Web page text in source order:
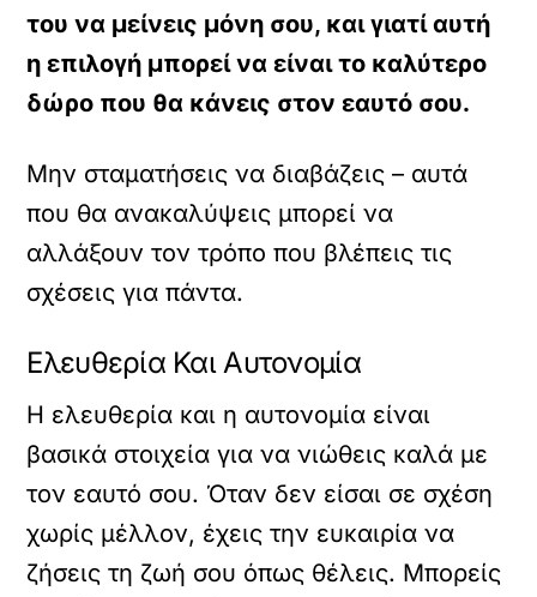
του να μείνεις μόνη σου, και γιατί αυτή
η επιλογή μπορεί να είναι το καλύτερο
δώρο που θα κάνεις στον εαυτό σου.
Μην σταματήσεις να διαβάζεις – αυτά
που θα ανακαλύψεις μπορεί να
αλλάξουν τον τρόπο που βλέπεις τις
σχέσεις για πάντα.
Ελευθερία Και Αυτονομία
Η ελευθερία και η αυτονομία είναι
βασικά στοιχεία για να νιώθεις καλά με
τον εαυτό σου. Όταν δεν είσαι σε σχέση
χωρίς μέλλον, έχεις την ευκαιρία να
ζήσεις τη ζωή σου όπως θέλεις. Μπορείς